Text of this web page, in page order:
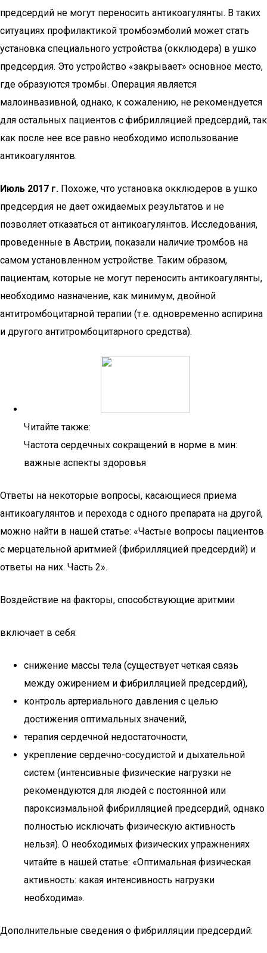
предсердий не могут переносить антикоагулянты. В таких
ситуациях профилактикой тромбоэмболий может стать
установка специального устройства (окклюдера) в ушко
предсердия. Это устройство «закрывает» основное место,
где образуются тромбы. Операция является
малоинвазивной, однако, к сожалению, не рекомендуется
для остальных пациентов с фибрилляцией предсердий, так
как после нее все равно необходимо использование
антикоагулянтов.
Июль 2017 г. Похоже, что установка окклюдеров в ушко
предсердия не дает ожидаемых результатов и не
позволяет отказаться от антикоагулянтов. Исследования,
проведенные в Австрии, показали наличие тромбов на
самом установленном устройстве. Таким образом,
пациентам, которые не могут переносить антикоагулянты,
необходимо назначение, как минимум, двойной
антитромбоцитарной терапии (т.е. одновременно аспирина
и другого антитромбоцитарного средства).
Читайте также:
Частота сердечных сокращений в норме в мин:
важные аспекты здоровья
Ответы на некоторые вопросы, касающиеся приема
антикоагулянтов и перехода с одного препарата на другой,
можно найти в нашей статье: «Частые вопросы пациентов
с мерцательной аритмией (фибрилляцией предсердий) и
ответы на них. Часть 2».
Воздействие на факторы, способствующие аритмии
включает в себя:
снижение массы тела (существует четкая связь
между ожирением и фибрилляцией предсердий),
контроль артериального давления с целью
достижения оптимальных значений,
терапия сердечной недостаточности,
укрепление сердечно-сосудистой и дыхательной
систем (интенсивные физические нагрузки не
рекомендуются для людей с постоянной или
пароксизмальной фибрилляцией предсердий, однако
полностью исключать физическую активность
нельзя). О необходимых физических упражнениях
читайте в нашей статье: «Оптимальная физическая
активность: какая интенсивность нагрузки
необходима».
Дополнительные сведения о фибрилляции предсердий: